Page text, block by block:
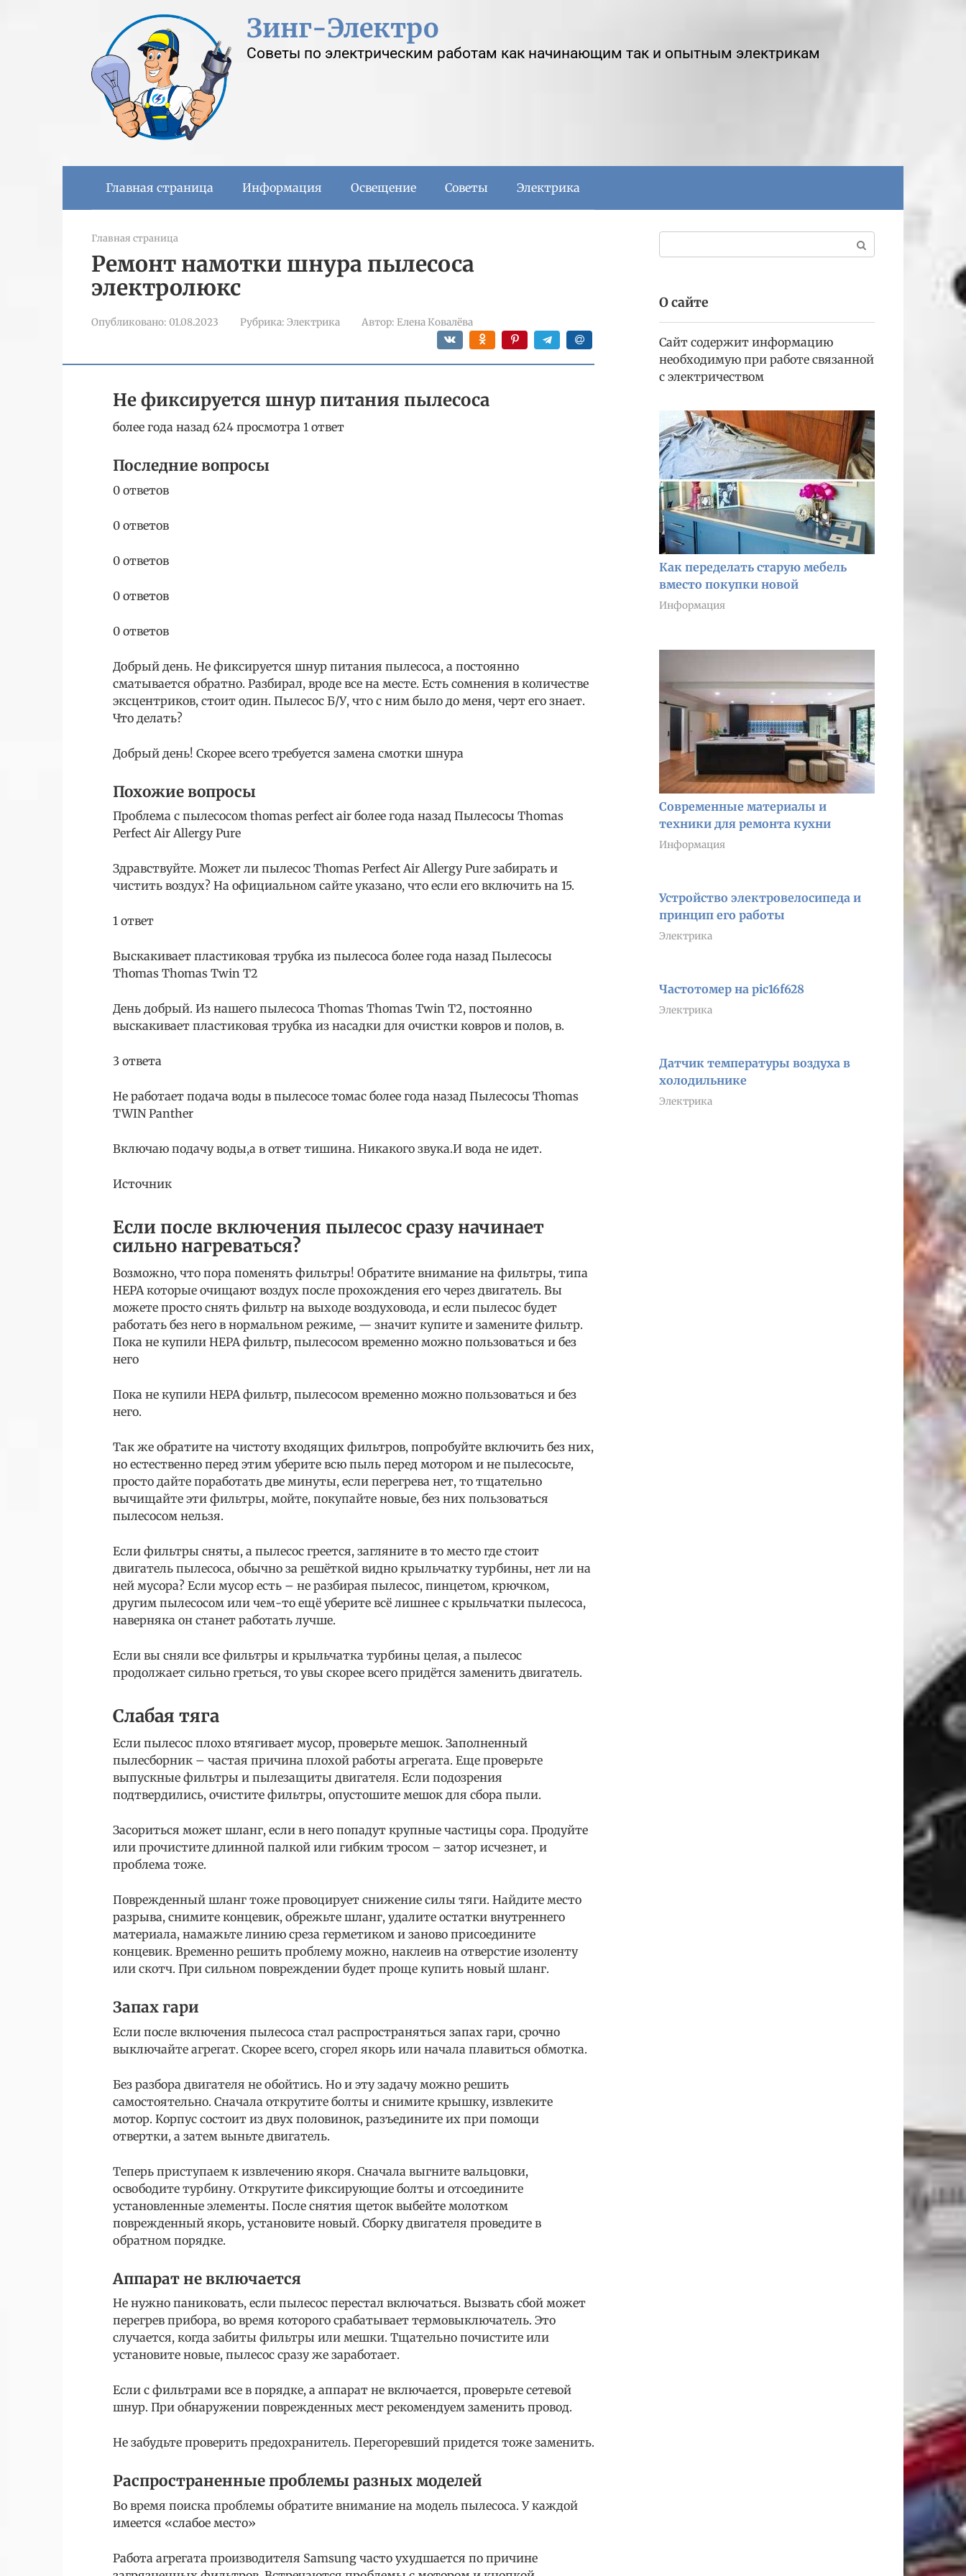
Зинг-Электро
Советы по электрическим работам как начинающим так и опытным электрикам
Главная страница Информация Освещение Советы Электрика
Главная страница
Ремонт намотки шнура пылесоса
электролюкс
Опубликовано: 01.08.2023 Рубрика: Электрика Автор: Елена Ковалёва
Не фиксируется шнур питания пылесоса
более года назад 624 просмотра 1 ответ
Последние вопросы
0 ответов
0 ответов
0 ответов
0 ответов
0 ответов
Добрый день. Не фиксируется шнур питания пылесоса, а постоянно
сматывается обратно. Разбирал, вроде все на месте. Есть сомнения в количестве
эксцентриков, стоит один. Пылесос Б/У, что с ним было до меня, черт его знает.
Что делать?
Добрый день! Скорее всего требуется замена смотки шнура
Похожие вопросы
Проблема с пылесосом thomas perfect air более года назад Пылесосы Thomas
Perfect Air Allergy Pure
Здравствуйте. Может ли пылесос Thomas Perfect Air Allergy Pure забирать и
чистить воздух? На официальном сайте указано, что если его включить на 15.
1 ответ
Выскакивает пластиковая трубка из пылесоса более года назад Пылесосы
Thomas Thomas Twin T2
День добрый. Из нашего пылесоса Thomas Thomas Twin T2, постоянно
выскакивает пластиковая трубка из насадки для очистки ковров и полов, в.
3 ответа
Не работает подача воды в пылесосе томас более года назад Пылесосы Thomas
TWIN Panther
Включаю подачу воды,а в ответ тишина. Никакого звука.И вода не идет.
Источник
Если после включения пылесос сразу начинает
сильно нагреваться?
Возможно, что пора поменять фильтры! Обратите внимание на фильтры, типа
HEPA которые очищают воздух после прохождения его через двигатель. Вы
можете просто снять фильтр на выходе воздуховода, и если пылесос будет
работать без него в нормальном режиме, — значит купите и замените фильтр.
Пока не купили HEPA фильтр, пылесосом временно можно пользоваться и без
него
Пока не купили HEPA фильтр, пылесосом временно можно пользоваться и без
него.
Так же обратите на чистоту входящих фильтров, попробуйте включить без них,
но естественно перед этим уберите всю пыль перед мотором и не пылесосьте,
просто дайте поработать две минуты, если перегрева нет, то тщательно
вычищайте эти фильтры, мойте, покупайте новые, без них пользоваться
пылесосом нельзя.
Если фильтры сняты, а пылесос греется, загляните в то место где стоит
двигатель пылесоса, обычно за решёткой видно крыльчатку турбины, нет ли на
ней мусора? Если мусор есть – не разбирая пылесос, пинцетом, крючком,
другим пылесосом или чем-то ещё уберите всё лишнее с крыльчатки пылесоса,
наверняка он станет работать лучше.
Если вы сняли все фильтры и крыльчатка турбины целая, а пылесос
продолжает сильно греться, то увы скорее всего придётся заменить двигатель.
Слабая тяга
Если пылесос плохо втягивает мусор, проверьте мешок. Заполненный
пылесборник – частая причина плохой работы агрегата. Еще проверьте
выпускные фильтры и пылезащиты двигателя. Если подозрения
подтвердились, очистите фильтры, опустошите мешок для сбора пыли.
Засориться может шланг, если в него попадут крупные частицы сора. Продуйте
или прочистите длинной палкой или гибким тросом – затор исчезнет, и
проблема тоже.
Поврежденный шланг тоже провоцирует снижение силы тяги. Найдите место
разрыва, снимите концевик, обрежьте шланг, удалите остатки внутреннего
материала, намажьте линию среза герметиком и заново присоедините
концевик. Временно решить проблему можно, наклеив на отверстие изоленту
или скотч. При сильном повреждении будет проще купить новый шланг.
Запах гари
Если после включения пылесоса стал распространяться запах гари, срочно
выключайте агрегат. Скорее всего, сгорел якорь или начала плавиться обмотка.
Без разбора двигателя не обойтись. Но и эту задачу можно решить
самостоятельно. Сначала открутите болты и снимите крышку, извлеките
мотор. Корпус состоит из двух половинок, разъедините их при помощи
отвертки, а затем выньте двигатель.
Теперь приступаем к извлечению якоря. Сначала выгните вальцовки,
освободите турбину. Открутите фиксирующие болты и отсоедините
установленные элементы. После снятия щеток выбейте молотком
поврежденный якорь, установите новый. Сборку двигателя проведите в
обратном порядке.
Аппарат не включается
Не нужно паниковать, если пылесос перестал включаться. Вызвать сбой может
перегрев прибора, во время которого срабатывает термовыключатель. Это
случается, когда забиты фильтры или мешки. Тщательно почистите или
установите новые, пылесос сразу же заработает.
Если с фильтрами все в порядке, а аппарат не включается, проверьте сетевой
шнур. При обнаружении поврежденных мест рекомендуем заменить провод.
Не забудьте проверить предохранитель. Перегоревший придется тоже заменить.
Распространенные проблемы разных моделей
Во время поиска проблемы обратите внимание на модель пылесоса. У каждой
имеется «слабое место»
Работа агрегата производителя Samsung часто ухудшается по причине
О сайте
Сайт содержит информацию
необходимую при работе связанной
с электричеством
Как переделать старую мебель
вместо покупки новой
Информация
Современные материалы и
техники для ремонта кухни
Информация
Устройство электровелосипеда и
принцип его работы
Электрика
Частотомер на pic16f628
Электрика
Датчик температуры воздуха в
холодильнике
Электрика